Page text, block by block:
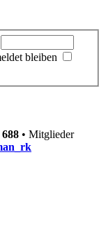
bleiben
688 • Mitglieder